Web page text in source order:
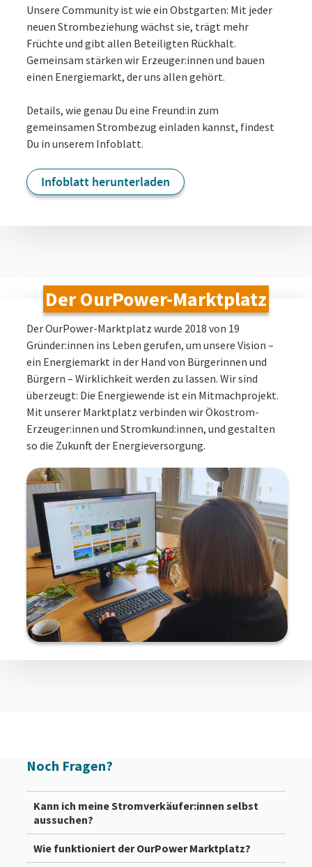
Unsere Community ist wie ein Obstgarten: Mit jeder
neuen Strombeziehung wächst sie, trägt mehr
Früchte und gibt allen Beteiligten Rückhalt.
Gemeinsam stärken wir Erzeuger:innen und bauen
einen Energiemarkt, der uns allen gehört.
Details, wie genau Du eine Freund:in zum
gemeinsamen Strombezug einladen kannst, findest
Du in unserem Infoblatt.
Infoblatt herunterladen
Der OurPower-Marktplatz
Der OurPower-Marktplatz wurde 2018 von 19
Gründer:innen ins Leben gerufen, um unsere Vision –
ein Energiemarkt in der Hand von Bürgerinnen und
Bürgern – Wirklichkeit werden zu lassen. Wir sind
überzeugt: Die Energiewende ist ein Mitmachprojekt.
Mit unserer Marktplatz verbinden wir Ökostrom-
Erzeuger:innen und Stromkund:innen, und gestalten
so die Zukunft der Energieversorgung.
Noch Fragen?
Kann ich meine Stromverkäufer:innen selbst
aussuchen?
Wie funktioniert der OurPower Marktplatz?